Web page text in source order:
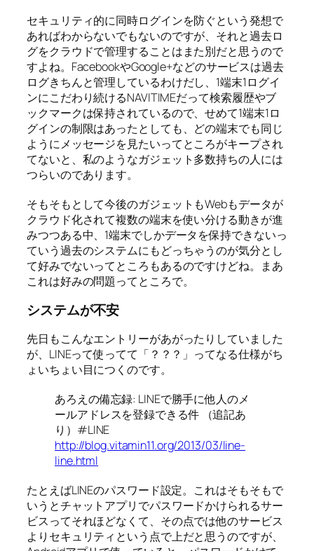
セキュリティ的に同時ログインを防ぐという発想で
あればわからないでもないのですが、それと過去ロ
グをクラウドで管理することはまた別だと思うので
すよね。FacebookやGoogle+などのサービスは過去
ログきちんと管理しているわけだし、1端末1ログイ
ンにこだわり続けるNAVITIMEだって検索履歴やブ
ックマークは保持されているので、せめて1端末1ロ
グインの制限はあったとしても、どの端末でも同じ
ようにメッセージを見たいってところがキープされ
てないと、私のようなガジェット多数持ちの人には
つらいのであります。
そもそもとして今後のガジェットもWebもデータが
クラウド化されて複数の端末を使い分ける動きが進
みつつある中、1端末でしかデータを保持できないっ
ていう過去のシステムにもどっちゃうのが気分とし
て好みでないってところもあるのですけどね。まあ
これは好みの問題ってところで。
システムが不安
先日もこんなエントリーがあがったりしていました
が、LINEって使ってて「？？？」ってなる仕様がち
ょいちょい目につくのです。
あろえの備忘録: LINEで勝手に他人のメ
ールアドレスを登録できる件 （追記あ
り）#LINE
http://blog.vitamin11.org/2013/03/line-
line.html
たとえばLINEのパスワード設定。これはそもそもで
いうとチャットアプリでパスワードかけられるサー
ビスってそれほどなくて、その点では他のサービス
よりセキュリティという点で上だと思うのですが、